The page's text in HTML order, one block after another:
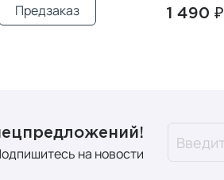
1 490 ₽
Предзаказ
на новости